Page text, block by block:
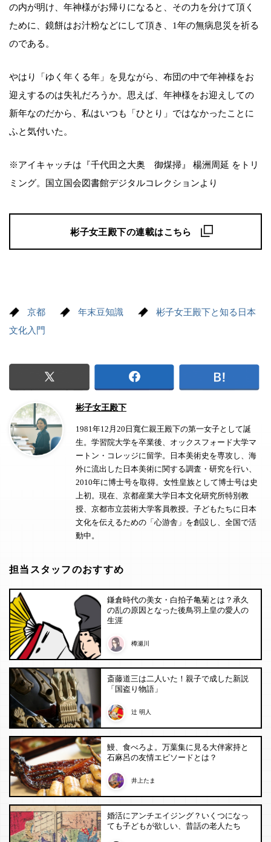
の内が明け、年神様がお帰りになると、その力を分けて頂く
ために、鏡餅はお汁粉などにして頂き、1年の無病息災を祈る
のである。
やはり「ゆく年くる年」を見ながら、布団の中で年神様をお
迎えするのは失礼だろうか。思えば、年神様をお迎えしての
新年なのだから、私はいつも「ひとり」ではなかったことに
ふと気付いた。
※アイキャッチは『千代田之大奥 御煤掃』 楊洲周延 をトリ
ミング。国立国会図書館デジタルコレクションより
彬子女王殿下の連載はこちら
京都 年末豆知識
彬子女王殿下と知る日本
文化入門
彬子女王殿下
1981年12月20日寬仁親王殿下の第一女子として誕
生。学習院大学を卒業後、オックスフォード大学マ
ートン・コレッジに留学。日本美術史を専攻し、海
外に流出した日本美術に関する調査・研究を行い、
2010年に博士号を取得。女性皇族として博士号は史
上初。現在、京都産業大学日本文化研究所特別教
授、京都市立芸術大学客員教授。子どもたちに日本
文化を伝えるための「心游舎」を創設し、全国で活
動中。
担当スタッフのおすすめ
鎌倉時代の美女・白拍子亀菊とは？承久
の乱の原因となった後鳥羽上皇の愛人の
生涯
樽瀬川
斎藤道三は二人いた！親子で成した新説
「国盗り物語」
辻 明人
鰻、食べろよ。万葉集に見る大伴家持と
石麻呂の友情エピソードとは？
井上たま
婚活にアンチエイジング？いくつになっ
ても子どもが欲しい、昔話の老人たち